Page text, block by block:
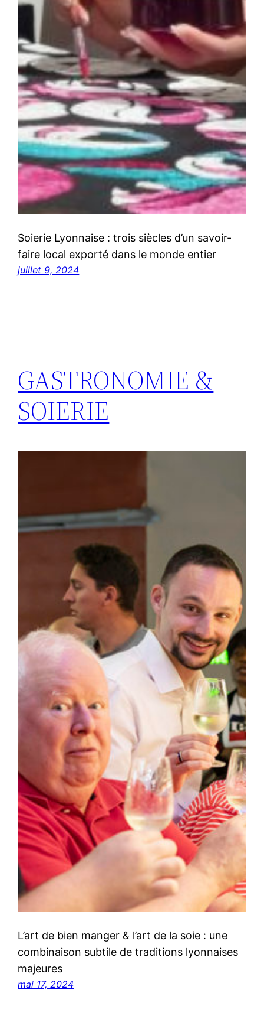
Soierie Lyonnaise : trois siècles d’un savoir-
faire local exporté dans le monde entier
juillet 9, 2024
GASTRONOMIE &
SOIERIE
L’art de bien manger & l’art de la soie : une
combinaison subtile de traditions lyonnaises
majeures
mai 17, 2024